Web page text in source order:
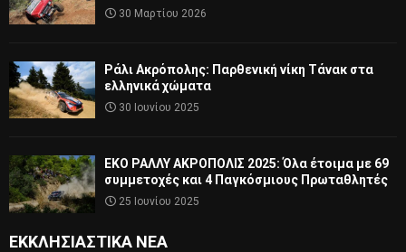
30 Μαρτίου 2026
Ράλι Ακρόπολης: Παρθενική νίκη Τάνακ στα
ελληνικά χώματα
30 Ιουνίου 2025
ΕΚΟ ΡΑΛΛΥ ΑΚΡΟΠΟΛΙΣ 2025: Όλα έτοιμα με 69
συμμετοχές και 4 Παγκόσμιους Πρωταθλητές
25 Ιουνίου 2025
ΕΚΚΛΗΣΙΑΣΤΙΚΆ ΝΈΑ